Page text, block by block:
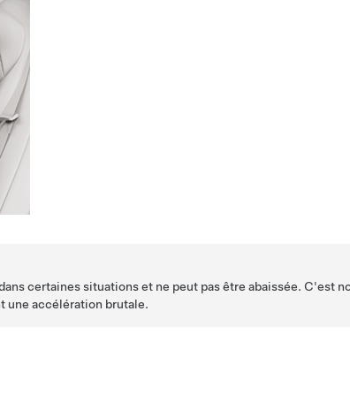
certaines situations et ne peut pas être abaissée. C'est
une accélération brutale.